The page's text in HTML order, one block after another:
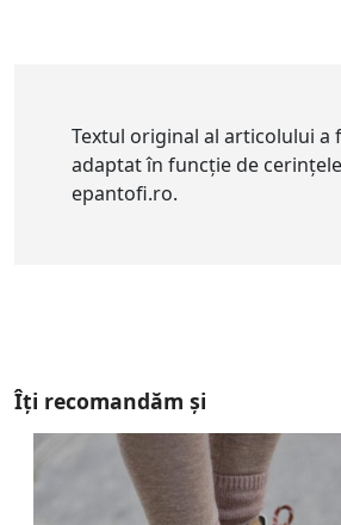
Textul original al articolului a
adaptat în funcție de
epantofi.ro.
Îți recomandăm și